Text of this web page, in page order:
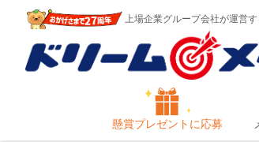
上場企業グループ会社が運営
懸賞プレゼントに応募